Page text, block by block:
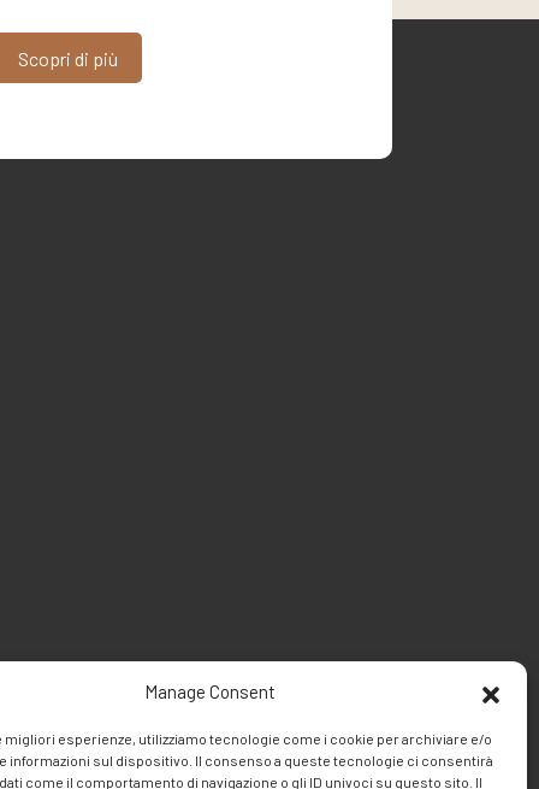
Manage Consent
migliori esperienze, utilizziamo tecnologie come i cookie per archiviare e/o
informazioni sul dispositivo. Il consenso a queste tecnologie ci consentirà
come il comportamento di navigazione o gli ID univoci su questo sito. Il
Scopri di più